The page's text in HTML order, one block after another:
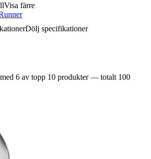
Visa färre
Dölj specifikationer
6 av topp 10 produkter — totalt 100